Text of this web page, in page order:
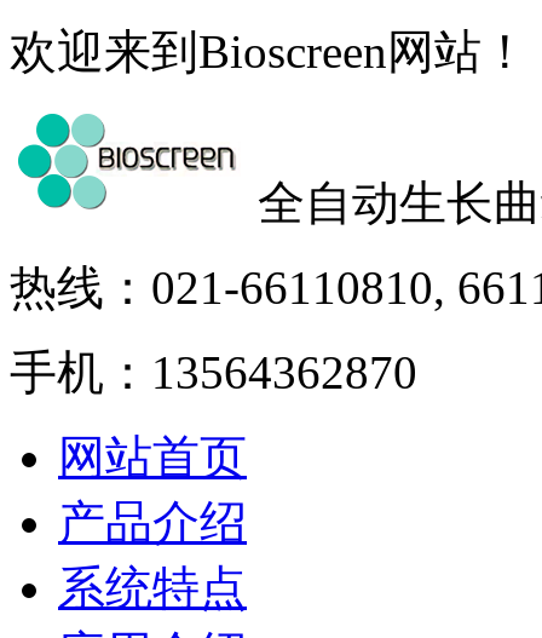
欢迎来到Bioscreen网站！
全自动生长
热线：021-66110810,
手机：13564362870
网站首页
产品介绍
系统特点